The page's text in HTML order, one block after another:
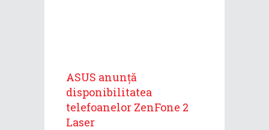
ASUS anunță
disponibilitatea
telefoanelor ZenFone 2
Laser